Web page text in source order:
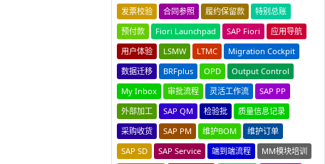
发票校验
合同参照 履约保留款
特别总账
预付款
Fiori Launchpad SAP Fiori
应用导航
用户体验
LSMW LTMC
Migration Cockpit
数据迁移
BRFplus OPD
Output Control
My Inbox
审批流程 灵活工作流
SAP PP
外部加工
SAP QM 检验批
质量信息记录
采购收货
SAP PM 维护BOM
维护订单
SAP SD
SAP Service 端到端流程
MM模块培训